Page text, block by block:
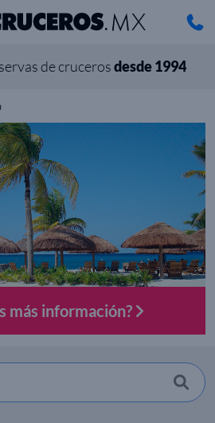
de crucerosdesde 1994
más información?